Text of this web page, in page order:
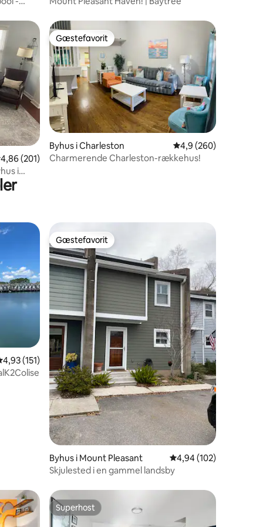
omtaler
ud af 5 i gennemsnitlig bedømmelse, 201 omtaler
4,86 (201)
i
Gæstefavorit
Gæstefavorit
Byhus i Charleston 4,9 ud af 5 i
4,9 (260)
Charmerende Charleston-rækkehus!
omtaler
ud af 5 i gennemsnitlig bedømmelse, 151 omtaler
4,93 (151)
Gæstefavorit
Gæstefavorit
Byhus i Mount Pleasant 4,94 ud af 5 i
4,94 (102)
Skjulested i en gammel landsby
Superhost
Superhost